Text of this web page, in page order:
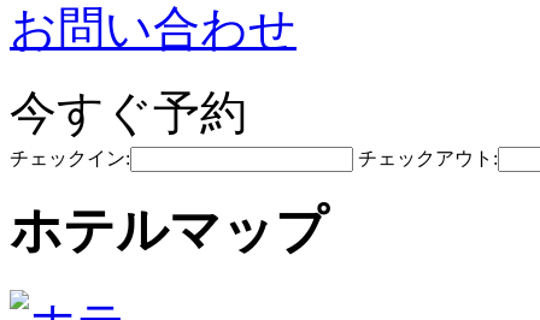
お問い合わせ
今すぐ予約
チェックイン: チェックアウト:
ホテルマップ